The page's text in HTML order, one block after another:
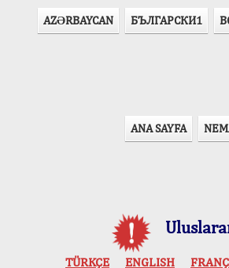
AZӘRBAYCAN БЪЛГАРСКИ1
ANA SAYFA
TÜRKÇE ENGLISH